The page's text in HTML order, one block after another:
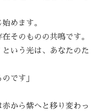
めます。
そのものの共鳴です。
いう光は、あなたのた
です」
から紫へと移り変わっ